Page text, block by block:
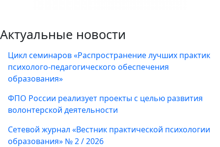
Актуальные новости
Цикл семинаров «Распространение лучших практик
психолого-педагогического обеспечения
образования»
ФПО России реализует проекты с целью развития
волонтерской деятельности
Сетевой журнал «Вестник практической психологии
образования» № 2 / 2026